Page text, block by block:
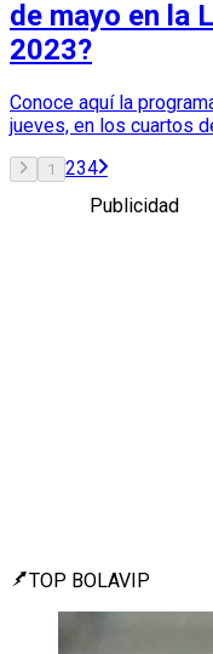
de mayo en la
2023?
Conoce aquí la
jueves, en los cuartos
1 234
Publicidad
TOP BOLAVIP